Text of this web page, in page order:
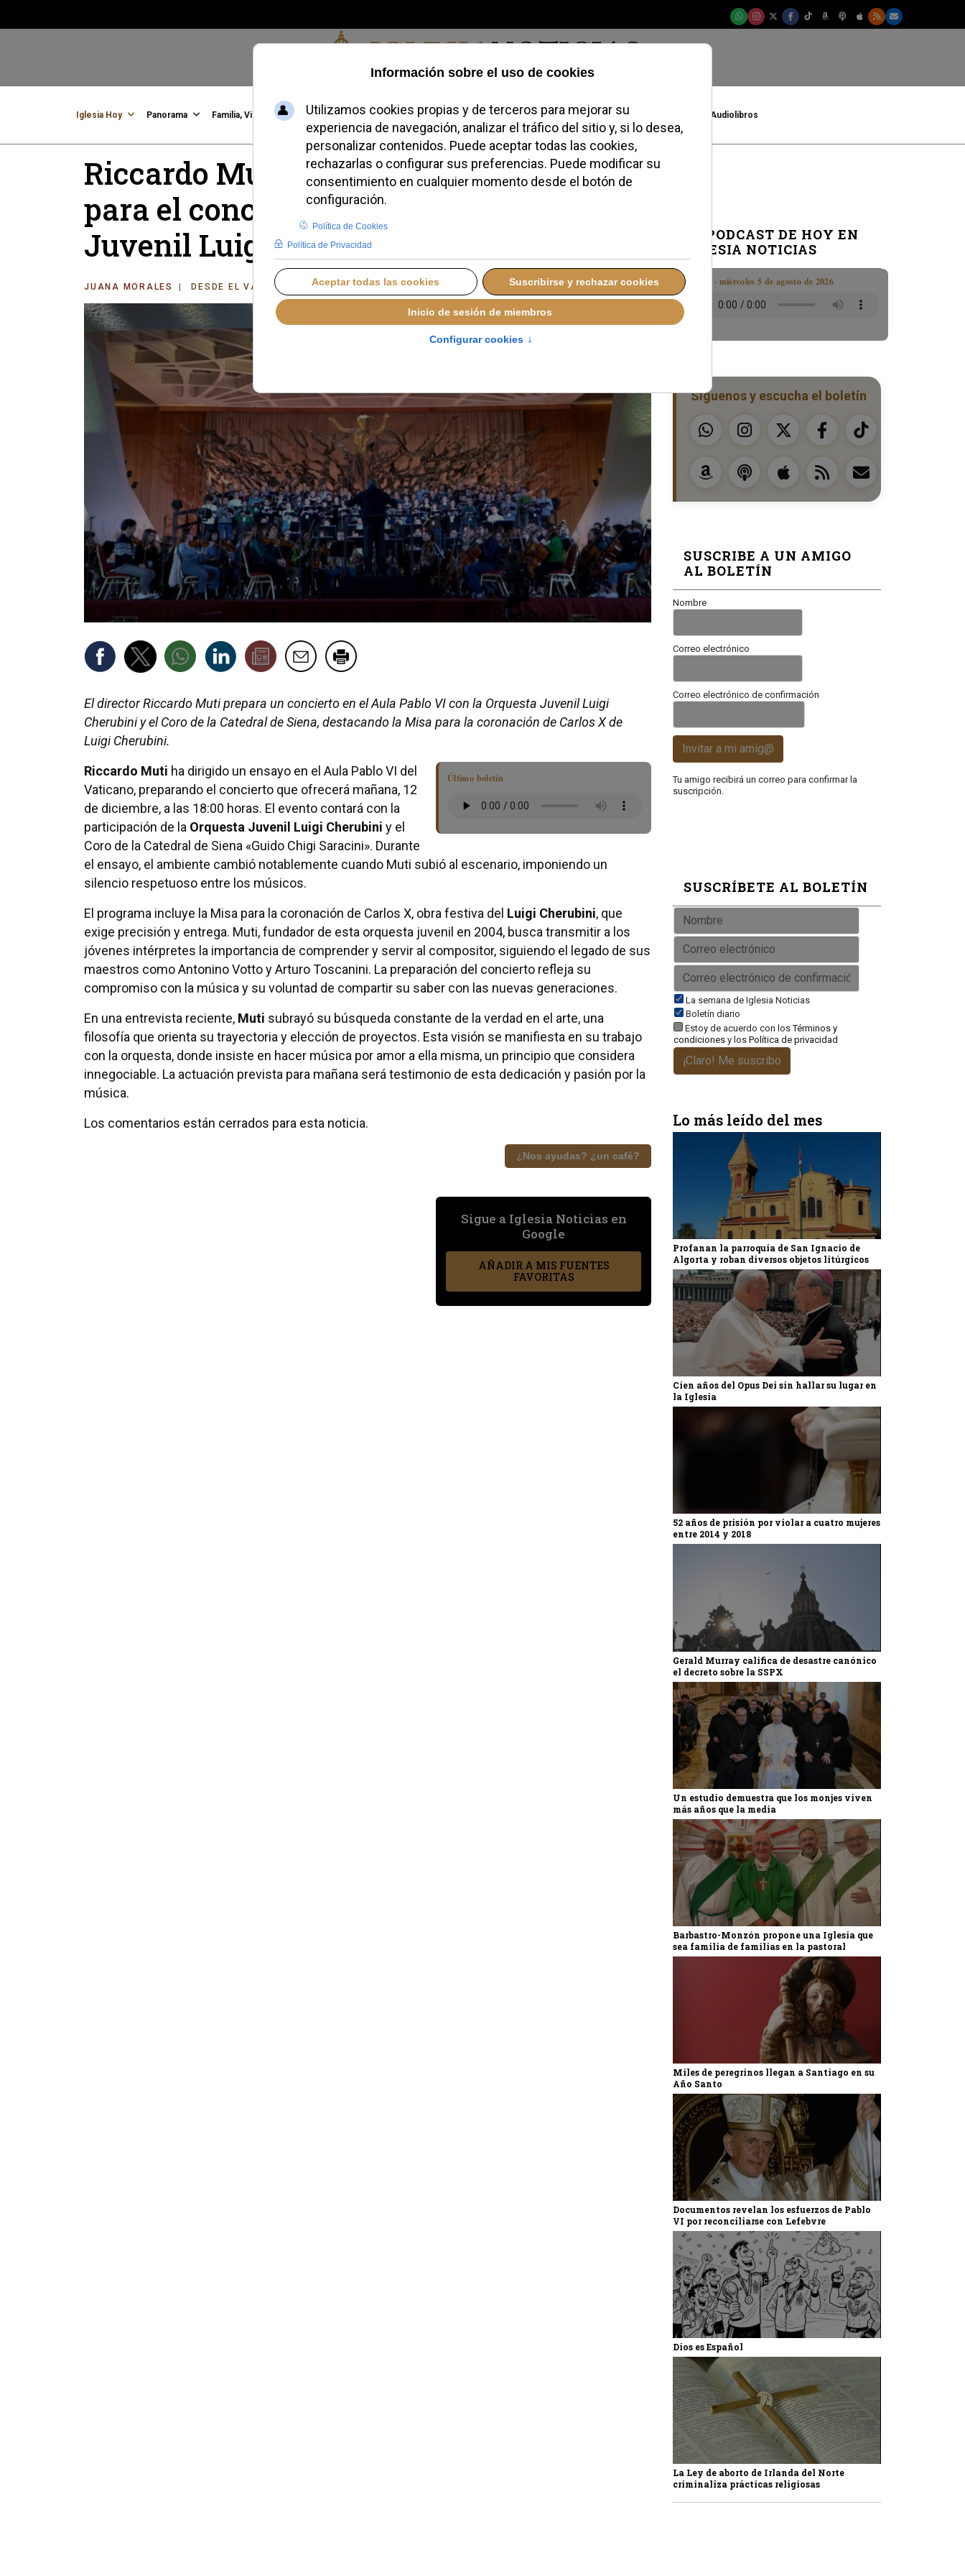
Jueves, 06 de agosto de 2026
Iglesia Hoy Panorama Familia, Vida, Identidad Credofobiómetro Blogs Temas Buscar #JovenesConFe Podcast Audiolibros
Riccardo Muti ensaya en el Vaticano
para el concierto con la Orquesta
Juvenil Luigi Cherubini
JUANA MORALES DESDE EL VATICANO VIERNES, 12 DICIEMBRE 2025 12:20
El director Riccardo Muti prepara un concierto en el Aula Pablo VI con la Orquesta Juvenil Luigi
Cherubini y el Coro de la Catedral de Siena, destacando la Misa para la coronación de Carlos X de
Luigi Cherubini.
Último boletín
Riccardo Muti ha dirigido un ensayo en el Aula Pablo VI del
Vaticano, preparando el concierto que ofrecerá mañana, 12
de diciembre, a las 18:00 horas. El evento contará con la
participación de la Orquesta Juvenil Luigi Cherubini y el
Coro de la Catedral de Siena «Guido Chigi Saracini». Durante
el ensayo, el ambiente cambió notablemente cuando Muti subió al escenario, imponiendo un
silencio respetuoso entre los músicos.
El programa incluye la Misa para la coronación de Carlos X, obra festiva del Luigi Cherubini, que
exige precisión y entrega. Muti, fundador de esta orquesta juvenil en 2004, busca transmitir a los
jóvenes intérpretes la importancia de comprender y servir al compositor, siguiendo el legado de sus
maestros como Antonino Votto y Arturo Toscanini. La preparación del concierto refleja su
compromiso con la música y su voluntad de compartir su saber con las nuevas generaciones.
En una entrevista reciente, Muti subrayó su búsqueda constante de la verdad en el arte, una
filosofía que orienta su trayectoria y elección de proyectos. Esta visión se manifiesta en su trabajo
con la orquesta, donde insiste en hacer música por amor a ella misma, un principio que considera
innegociable. La actuación prevista para mañana será testimonio de esta dedicación y pasión por la
música.
Los comentarios están cerrados para esta noticia.
¿Nos ayudas? ¿un café?
Sigue a Iglesia Noticias en
Google
AÑADIR A MIS FUENTES
FAVORITAS
EL PODCAST DE HOY EN
IGLESIA NOTICIAS
Boletín · miércoles 5 de agosto de 2026
Síguenos y escucha el boletín
SUSCRIBE A UN AMIGO
AL BOLETÍN
Nombre
Correo electrónico
Correo electrónico de confirmación
Invitar a mi amig@
Tu amigo recibirá un correo para confirmar la
suscripción.
SUSCRÍBETE AL BOLETÍN
La semana de Iglesia Noticias
Boletín diario
Estoy de acuerdo con losTérminos y
condiciones y los Política de privacidad
¡Claro! Me suscribo
Lo más leído del mes
Profanan la parroquia de San Ignacio de
Algorta y roban diversos objetos litúrgicos
Cien años del Opus Dei sin hallar su lugar en
la Iglesia
52 años de prisión por violar a cuatro mujeres
entre 2014 y 2018
Gerald Murray califica de desastre canónico
el decreto sobre la SSPX
Un estudio demuestra que los monjes viven
más años que la media
Barbastro-Monzón propone una Iglesia que
sea familia de familias en la pastoral
Miles de peregrinos llegan a Santiago en su
Año Santo
Documentos revelan los esfuerzos de Pablo
VI por reconciliarse con Lefebvre
Dios es Español
La Ley de aborto de Irlanda del Norte
criminaliza prácticas religiosas